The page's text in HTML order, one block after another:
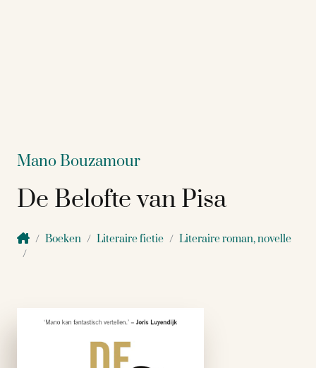
Mano Bouzamour
De Belofte van Pisa
Boeken Literaire fictie Literaire roman, novelle